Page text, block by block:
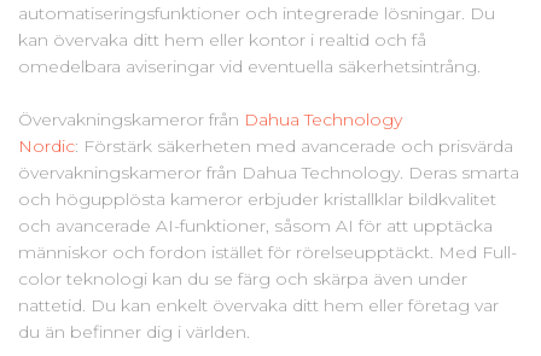
automatiseringsfunktioner och integrerade lösningar. Du
kan övervaka ditt hem eller kontor i realtid och få
omedelbara aviseringar vid eventuella säkerhetsintrång.
Övervakningskameror från Dahua Technology
Nordic: Förstärk säkerheten med avancerade och prisvärda
övervakningskameror från Dahua Technology. Deras smarta
och högupplösta kameror erbjuder kristallklar bildkvalitet
och avancerade AI-funktioner, såsom AI för att upptäcka
människor och fordon istället för rörelseupptäckt. Med Full-
color teknologi kan du se färg och skärpa även under
nattetid. Du kan enkelt övervaka ditt hem eller företag var
du än befinner dig i världen.